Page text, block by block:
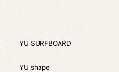
YU SURFBOARD
YU shape